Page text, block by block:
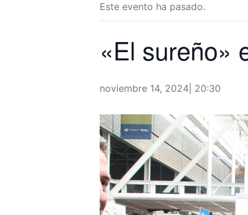
Este evento ha pasado.
«El sureño»
noviembre 14, 2024| 20:30